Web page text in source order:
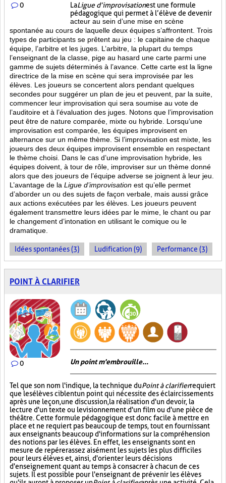
0 LaLigue d’improvisationest une formule
pédagogique qui permet à l’élève de devenir
acteur au sein d’une mise en scène
spontanée au cours de laquelle deux équipes s’affrontent. Trois
types de participants se prêtent au jeu : le capitaine de chaque
équipe, l’arbitre et les juges. L’arbitre, la plupart du temps
l’enseignant de la classe, pige au hasard une carte parmi une
gamme de sujets déterminés à l’avance. Cette carte est la ligne
directrice de la mise en scène qui sera improvisée par les
élèves. Les joueurs se concertent alors pendant quelques
secondes pour suggérer un plan de jeu et peuvent, par la suite,
commencer leur improvisation qui sera soumise au vote de
l’auditoire et à l’évaluation des juges. Notons que l’improvisation
peut être de nature comparée, mixte ou hybride. Lorsqu’une
improvisation est comparée, les équipes improvisent en
alternance sur un même thème. Si l’improvisation est mixte, les
joueurs des deux équipes improvisent ensemble en respectant
le thème choisi. Dans le cas d’une improvisation hybride, les
équipes doivent, à tour de rôle, improviser sur un thème donné
alors que des joueurs de l’équipe adverse se joignent à leur jeu.
L’avantage de la Ligue d’improvisation est qu’elle permet
d’aborder un ou des sujets de façon verbale, mais aussi grâce
aux actions exécutées par les élèves. Les joueurs peuvent
également transmettre leurs idées par le mime, le chant ou par
le changement d’intonation en utilisant le comique ou le
dramatique.
Idées spontanées (3) Ludification (9) Performance (3)
POINT À CLARIFIER
0 Un point m'embrouille...
Tel que son nom l'indique, la technique duPoint à clarifierrequiert
que les élèves ciblent un point qui nécessite des éclaircissements
après une leçon, une discussion, la réalisation d'un devoir, la
lecture d'un texte ou le visionnement d'un film ou d'une pièce de
théâtre. Cette formule pédagogique est donc facile à mettre en
place et ne requiert pas beaucoup de temps, tout en fournissant
aux enseignants beaucoup d'informations sur la compréhension
des notions par les élèves. En effet, les enseignants sont en
mesure de repérer assez aisément les sujets les plus difficiles
pour leurs élèves et, ainsi, d'orienter leurs décisions
d'enseignement quant au temps à consacrer à chacun de ces
sujets. Il est possible pour l'enseignant de prévenir les élèves